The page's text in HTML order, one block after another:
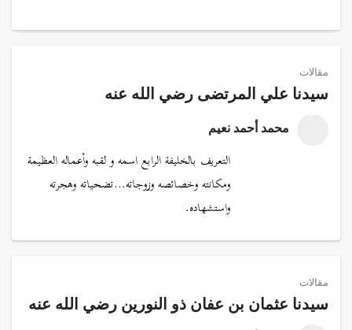
مقالات
سيدنا علي المرتضى رضي الله عنه
محمد أحمد نعيم
التعريف بالخليفة الرابع اسمه و لقبه وأعماله العظيمة
ومكانته وخصائصه وزوجاته…تضحياته وهجرته
واستشهاده.
مقالات
سيدنا عثمان بن عفان ذو النورين رضي الله عنه